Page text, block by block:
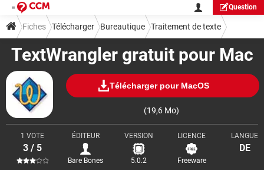
Question
TextWrangler gratuit pour Mac
Télécharger pour MacOS
(19,6 Mo)
1 VOTE
3 / 5
ÉDITEUR
Bare Bones
VERSION
5.0.2
LICENCE
Freeware
LANGUE
DE
Fiches Télécharger Bureautique Traitement de texte